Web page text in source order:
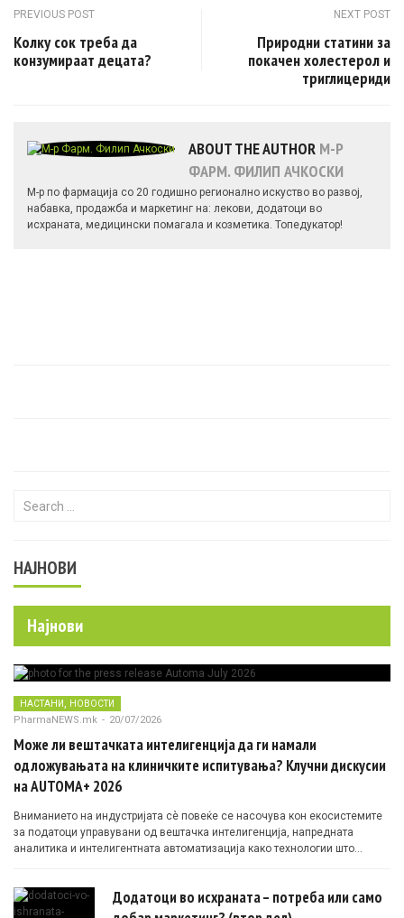
Post navigation
PREVIOUS POST
Колку сок треба да
конзумираат децата?
NEXT POST
Природни статини за
покачен холестерол и
триглицериди
ABOUT THE AUTHOR М-Р
ФАРМ. ФИЛИП АЧКОСКИ
М-р по фармација со 20 годишно регионално искуство во развој,
набавка, продажба и маркетинг на: лекови, додатоци во
исхраната, медицински помагала и козметика. Топедукатор!
Search for:
НАЈНОВИ
Најнови
НАСТАНИ, НОВОСТИ
PharmaNEWS.mk - 20/07/2026
Може ли вештачката интелигенција да ги намали
одложувањата на клиничките испитувања? Клучни дискусии
на AUTOMA+ 2026
Вниманието на индустријата сè повеќе се насочува кон екосистемите
за податоци управувани од вештачка интелигенција, напредната
аналитика и интелигентната автоматизација како технологии што
Додатоци во исхраната – потреба или само